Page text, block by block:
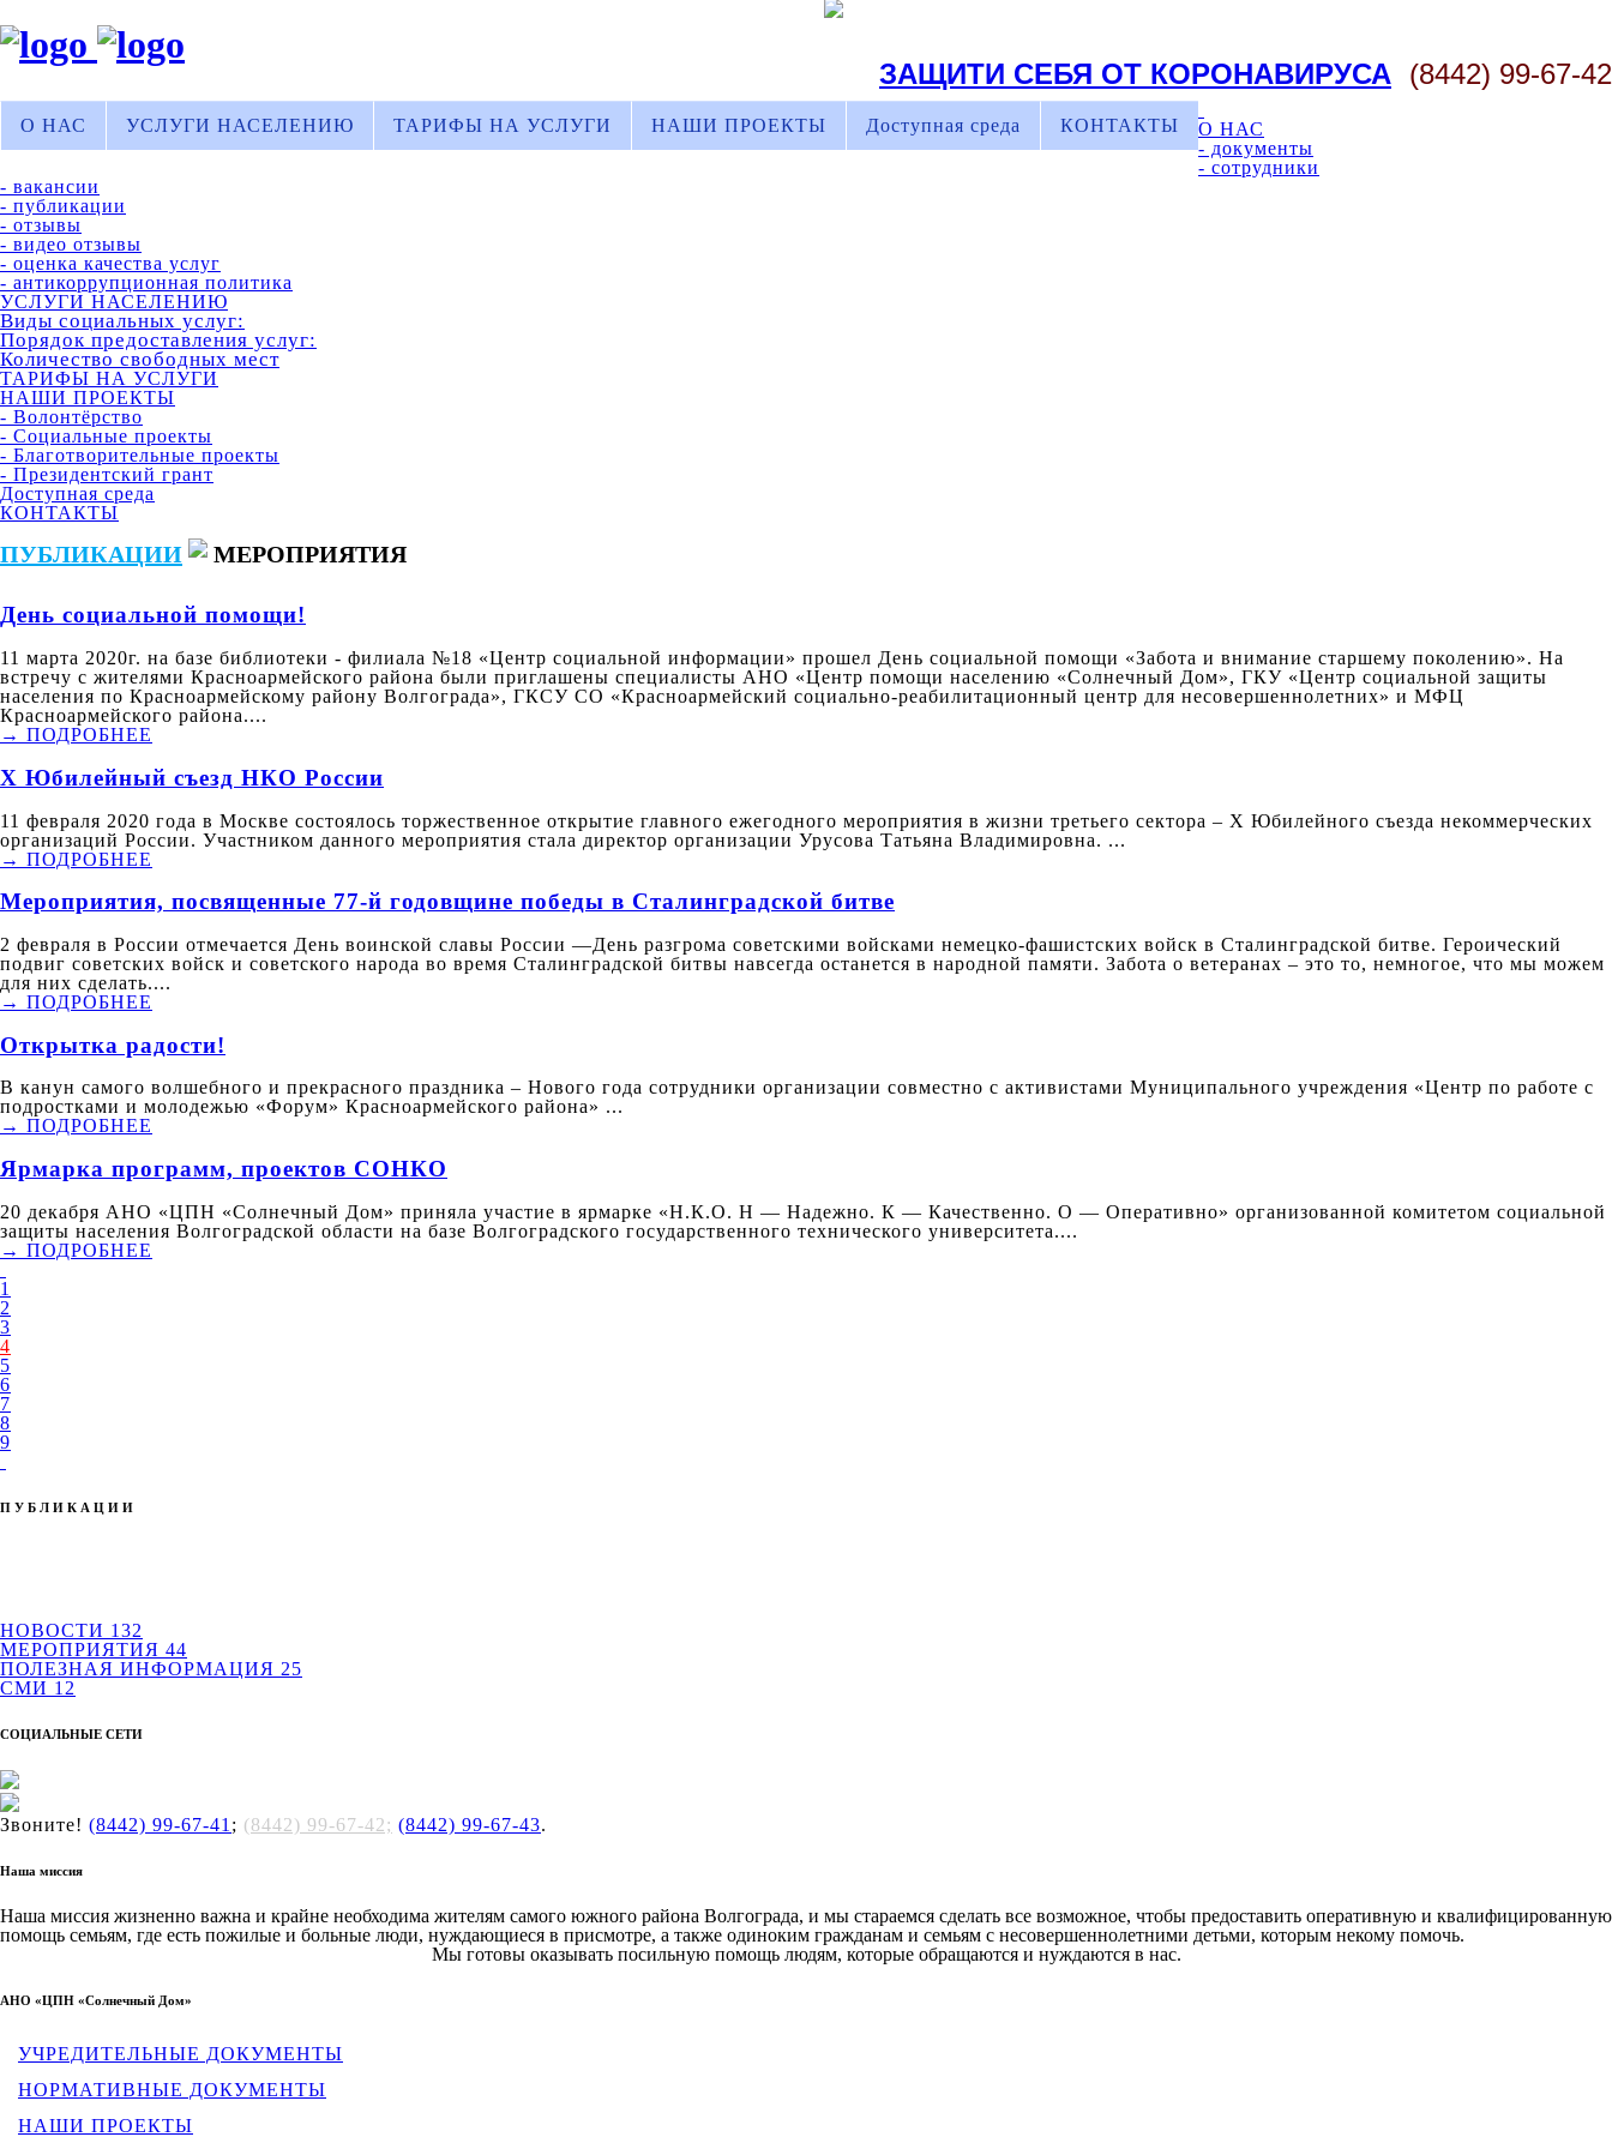
ЗАЩИТИ СЕБЯ ОТ КОРОНАВИРУСА (8442) 99-67-42
О НАС УСЛУГИ НАСЕЛЕНИЮ ТАРИФЫ НА УСЛУГИ НАШИ ПРОЕКТЫ Доступная среда КОНТАКТЫ
О НАС
- документы
- сотрудники
- вакансии
- публикации
- отзывы
- видео отзывы
- оценка качества услуг
- антикоррупционная политика
УСЛУГИ НАСЕЛЕНИЮ
Виды социальных услуг:
Порядок предоставления услуг:
Количество свободных мест
ТАРИФЫ НА УСЛУГИ
НАШИ ПРОЕКТЫ
- Волонтёрство
- Социальные проекты
- Благотворительные проекты
- Президентский грант
Доступная среда
КОНТАКТЫ
ПУБЛИКАЦИИ МЕРОПРИЯТИЯ
День социальной помощи!
11 марта 2020г. на базе библиотеки - филиала №18 «Центр социальной информации» прошел День социальной помощи «Забота и внимание старшему поколению». На
встречу с жителями Красноармейского района были приглашены специалисты АНО «Центр помощи населению «Солнечный Дом», ГКУ «Центр социальной защиты
населения по Красноармейскому району Волгограда», ГКСУ СО «Красноармейский социально-реабилитационный центр для несовершеннолетних» и МФЦ
Красноармейского района....
→ ПОДРОБНЕЕ
X Юбилейный съезд НКО России
11 февраля 2020 года в Москве состоялось торжественное открытие главного ежегодного мероприятия в жизни третьего сектора – Х Юбилейного съезда некоммерческих
организаций России. Участником данного мероприятия стала директор организации Урусова Татьяна Владимировна. ...
→ ПОДРОБНЕЕ
Мероприятия, посвященные 77-й годовщине победы в Сталинградской битве
2 февраля в России отмечается День воинской славы России —День разгрома советскими войсками немецко-фашистских войск в Сталинградской битве. Героический
подвиг советских войск и советского народа во время Сталинградской битвы навсегда останется в народной памяти. Забота о ветеранах – это то, немногое, что мы можем
для них сделать....
→ ПОДРОБНЕЕ
Открытка радости!
В канун самого волшебного и прекрасного праздника – Нового года сотрудники организации совместно с активистами Муниципального учреждения «Центр по работе с
подростками и молодежью «Форум» Красноармейского района» ...
→ ПОДРОБНЕЕ
Ярмарка программ, проектов СОНКО
20 декабря АНО «ЦПН «Солнечный Дом» приняла участие в ярмарке «Н.К.О. Н — Надежно. К — Качественно. О — Оперативно» организованной комитетом социальной
защиты населения Волгоградской области на базе Волгоградского государственного технического университета....
→ ПОДРОБНЕЕ
1
2
3
4
5
6
7
8
9
ПУБЛИКАЦИИ
НОВОСТИ 132
МЕРОПРИЯТИЯ 44
ПОЛЕЗНАЯ ИНФОРМАЦИЯ 25
СМИ 12
СОЦИАЛЬНЫЕ СЕТИ
Звоните! (8442) 99-67-41 ; (8442) 99-67-42; (8442) 99-67-43.
Наша миссия
Наша миссия жизненно важна и крайне необходима жителям самого южного района Волгограда, и мы стараемся сделать все возможное, чтобы предоставить оперативную и квалифицированную
помощь семьям, где есть пожилые и больные люди, нуждающиеся в присмотре, а также одиноким гражданам и семьям с несовершеннолетними детьми, которым некому помочь.
Мы готовы оказывать посильную помощь людям, которые обращаются и нуждаются в нас.
АНО «ЦПН «Солнечный Дом»
УЧРЕДИТЕЛЬНЫЕ ДОКУМЕНТЫ
НОРМАТИВНЫЕ ДОКУМЕНТЫ
НАШИ ПРОЕКТЫ